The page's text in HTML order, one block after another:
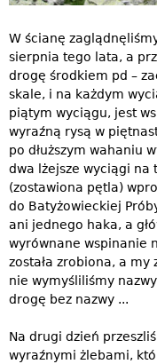
W ścianę
sierpnia tego lata, a
drogę środkiem pd –
skale, i na każdym
piątym wyciągu, jest
wyraźną rysą w
po dłuższym wahaniu
dwa lżejsze wyciągi
(zostawiona pętla)
do Batyżowieckiej
ani jednego haka, a
wyrównane wspinanie
została zrobiona, a my
nie wymyśliliśmy
drogę bez nazwy ...
Na drugi dzień
wyraźnymi żlebami,